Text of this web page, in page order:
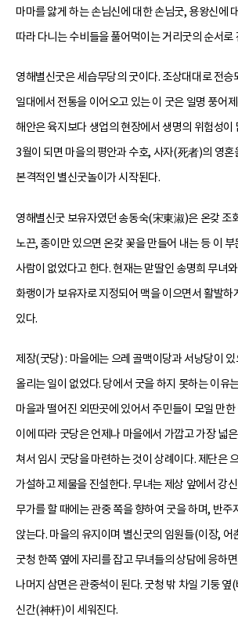
마마를 앓게 하는 손님신에 대한 손님굿, 용왕신에
따라 다니는 수비들을 풀어먹이는 거리굿의 순서로
영해별신굿은 세습무당의 굿이다. 조상대대로 전승
일대에서 전통을 이어오고 있는 이 굿은 일명 풍어
해안은 육지보다 생업의 현장에서 생명의 위험성이
3월이 되면 마을의 평안과 수호, 사자(死者)의 영혼
본격적인 별신굿놀이가 시작된다.
영해별신굿 보유자였던 송동숙(宋東淑)은 온갖 조
노끈, 종이만 있으면 온갖 꽃을 만들어 내는 등 이
사람이 없었다고 한다. 현재는 맏딸인 송명희 무녀
화랭이가 보유자로 지정되어 맥을 이으면서 활발하
있다.
제장(굿당) : 마을에는 으레 골맥이당과 서낭당이
올리는 일이 없었다. 당에서 굿을 하지 못하는 이유
마을과 떨어진 외딴곳에 있어서 주민들이 모일 만
이에 따라 굿당은 언제나 마을에서 가깝고 가장 넓
쳐서 임시 굿당을 마련하는 것이 상례이다. 제단은
가설하고 제물을 진설한다. 무녀는 제상 앞에서 강
무가를 할 때에는 관중 쪽을 향하여 굿을 하며, 반주
앉는다. 마을의 유지이며 별신굿의 임원들(이장, 어
굿청 한쪽 옆에 자리를 잡고 무녀들의 상담에 응하
나머지 삼면은 관중석이 된다. 굿청 밖 차일 기둥
신간(神杆)이 세워진다.